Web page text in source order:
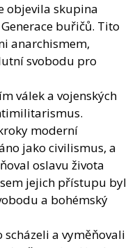
objevila skupina
buřičů. Tito
anarchismem,
svobodu pro
válek a vojenských
moderní
jako civilismus, a
oslavu života
jejich přístupu byl
a bohémský
scházeli a vyměňovali